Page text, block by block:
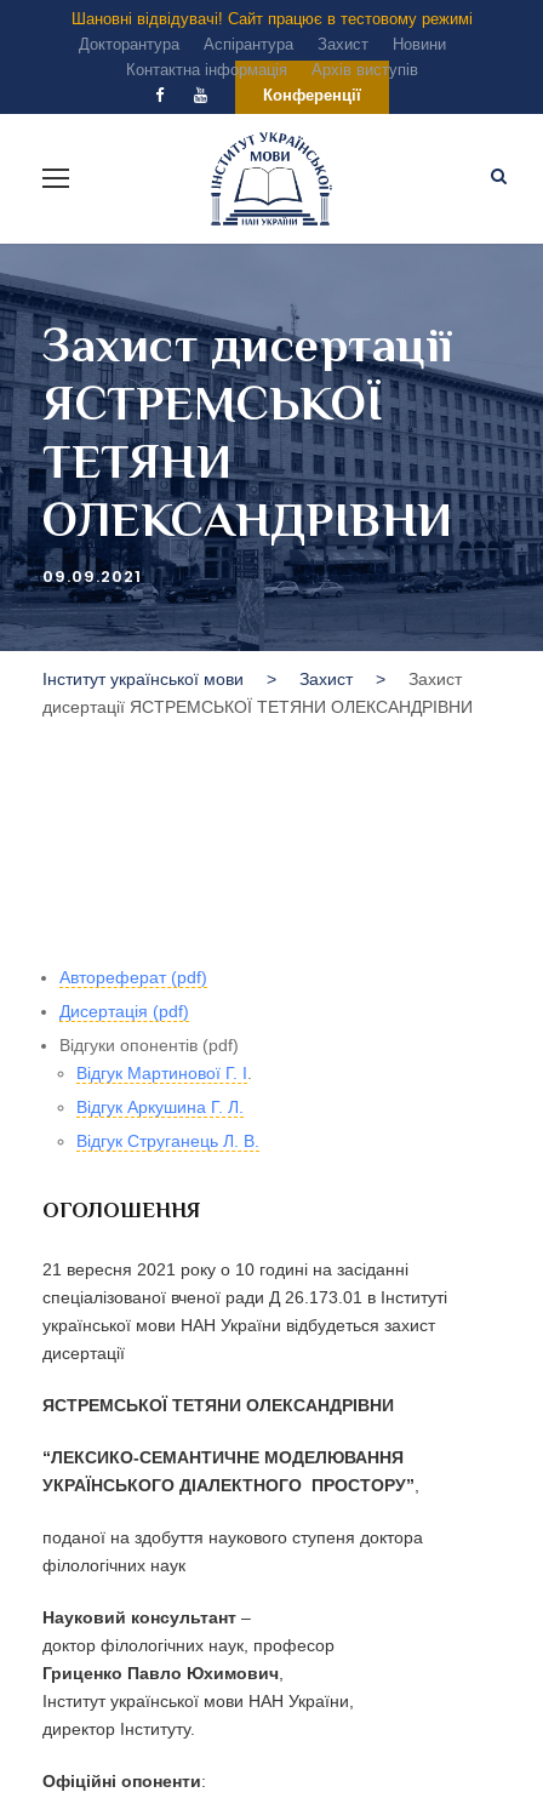
Шановні відвідувачі! Сайт працює в тестовому режимі
Докторантура
Аспірантура Захист
Новини
Контактна інформація
Архів виступів
Конференції
Захист дисертації
ЯСТРЕМСЬКОЇ
ТЕТЯНИ
ОЛЕКСАНДРІВНИ
09.09.2021
Інститут української мови > Захист >
Захист
дисертації ЯСТРЕМСЬКОЇ ТЕТЯНИ ОЛЕКСАНДРІВНИ
Автореферат (pdf)
Дисертація (pdf)
Відгуки опонентів (pdf)
Відгук Мартинової Г. І.
Відгук Аркушина Г. Л.
Відгук Струганець Л. В.
ОГОЛОШЕННЯ
21 вересня 2021 року о 10 годині на засіданні
спеціалізованої вченої ради Д 26.173.01 в Інституті
української мови НАН України відбудеться захист
дисертації
ЯСТРЕМСЬКОЇ ТЕТЯНИ ОЛЕКСАНДРІВНИ
“ЛЕКСИКО-СЕМАНТИЧНЕ МОДЕЛЮВАННЯ
УКРАЇНСЬКОГО ДІАЛЕКТНОГО ПРОСТОРУ”,
поданої на здобуття наукового ступеня доктора
філологічних наук
Науковий консультант –
доктор філологічних наук, професор
Гриценко Павло Юхимович,
Інститут української мови НАН України,
директор Інституту.
Офіційні опоненти: